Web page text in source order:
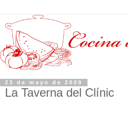
23 de mayo de 2009
La Taverna del Clínic